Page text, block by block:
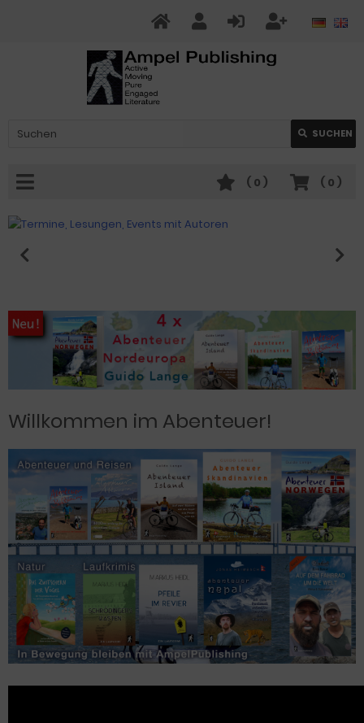
SUCHEN
( 0 )
( 0 )
Willkommen im Abenteuer!